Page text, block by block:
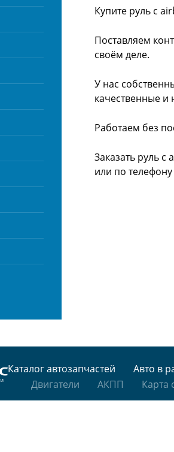
Купите руль с
Поставляем
своём деле.
У нас
качественные и
Работаем без
Заказать руль
или по
Каталог автозапчастей
Авто в
Двигатели
АКПП Карта